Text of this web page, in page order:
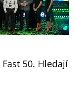
50. Hledají